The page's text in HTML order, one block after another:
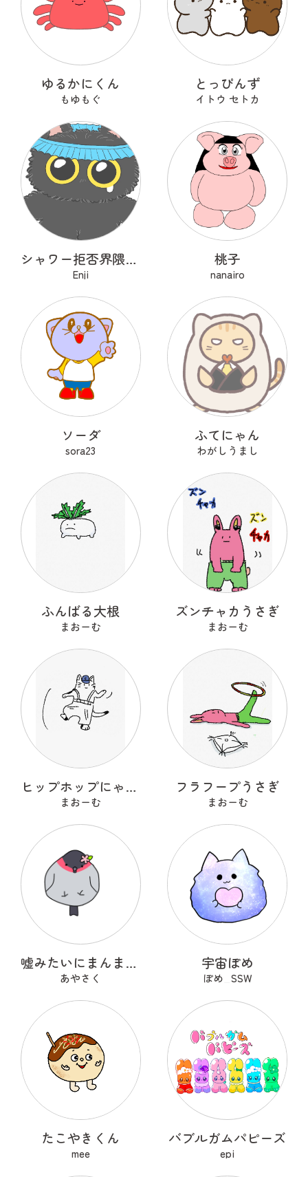
ゆるかにくん
もゆもぐ
とっぴんず
イトウ セトカ
シャワー拒否界隈の子猫 ノワ
Enji
桃子
nanairo
ソーダ
sora23
ふてにゃん
わがしうまし
ふんばる大根
まおーむ
ズンチャカうさぎ
まおーむ
ヒップホップにゃんこ
まおーむ
フラフープうさぎ
まおーむ
嘘みたいにまんまるなウソ
あやさく
宇宙ぽめ
ぽめ_SSW
たこやきくん
mee
バブルガムパピーズ
epi